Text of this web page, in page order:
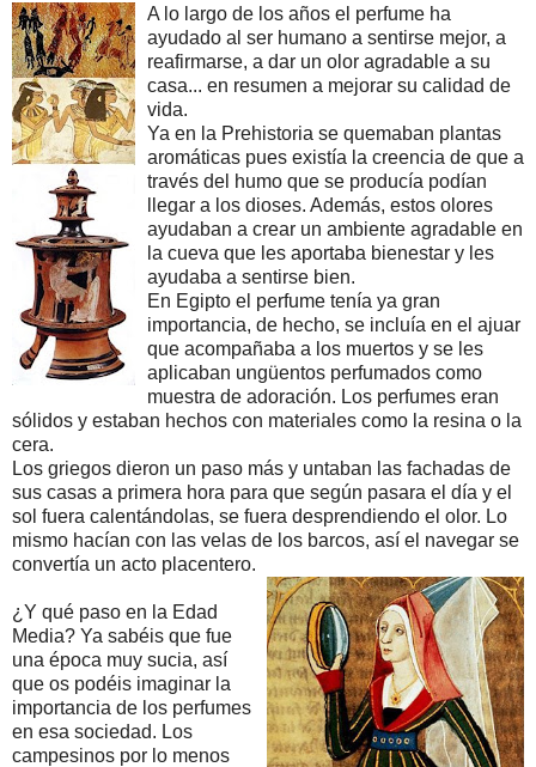
A lo largo de los años el perfume ha
ayudado al ser humano a sentirse mejor, a
reafirmarse, a dar un olor agradable a su
casa... en resumen a mejorar su calidad de
vida.
Ya en la Prehistoria se quemaban plantas
aromáticas pues existía la creencia de que a
través del humo que se producía podían
llegar a los dioses. Además, estos olores
ayudaban a crear un ambiente agradable en
la cueva que les aportaba bienestar y les
ayudaba a sentirse bien.
En Egipto el perfume tenía ya gran
importancia, de hecho, se incluía en el ajuar
que acompañaba a los muertos y se les
aplicaban ungüentos perfumados como
muestra de adoración. Los perfumes eran
sólidos y estaban hechos con materiales como la resina o la
cera.
Los griegos dieron un paso más y untaban las fachadas de
sus casas a primera hora para que según pasara el día y el
sol fuera calentándolas, se fuera desprendiendo el olor. Lo
mismo hacían con las velas de los barcos, así el navegar se
convertía un acto placentero.
¿Y qué paso en la Edad
Media? Ya sabéis que fue
una época muy sucia, así
que os podéis imaginar la
importancia de los perfumes
en esa sociedad. Los
campesinos por lo menos